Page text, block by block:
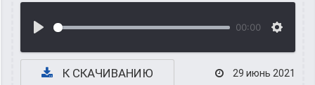
00:00
К СКАЧИВАНИЮ 29 июнь 2021